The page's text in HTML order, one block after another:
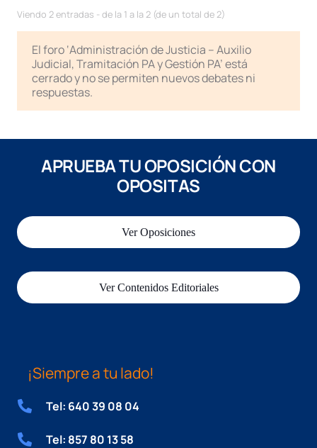
Viendo 2 entradas - de la 1 a la 2 (de un total de 2)
El foro ‘Administración de Justicia – Auxilio
Judicial, Tramitación PA y Gestión PA’ está
cerrado y no se permiten nuevos debates ni
respuestas.
APRUEBA TU OPOSICIÓN CON
OPOSITAS
Ver Oposiciones
Ver Contenidos Editoriales
¡Siempre a tu lado!
Tel: 640 39 08 04
Tel: 857 80 13 58